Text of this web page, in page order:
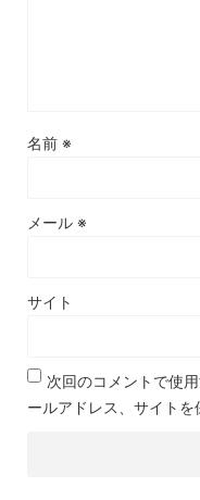
名前 ※
メール ※
サイト
次回のコメントで使
ールアドレス、サイトを